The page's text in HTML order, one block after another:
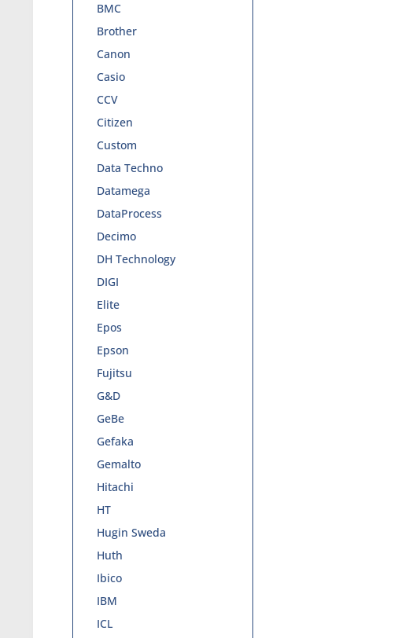
BMC
Brother
Canon
Casio
CCV
Citizen
Custom
Data Techno
Datamega
DataProcess
Decimo
DH Technology
DIGI
Elite
Epos
Epson
Fujitsu
G&D
GeBe
Gefaka
Gemalto
Hitachi
HT
Hugin Sweda
Huth
Ibico
IBM
ICL